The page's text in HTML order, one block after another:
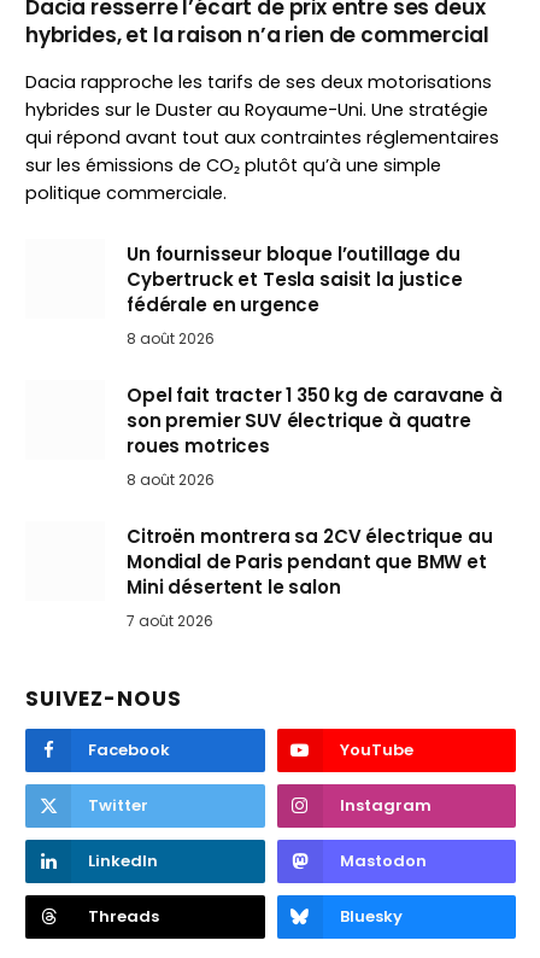
Dacia resserre l’écart de prix entre ses deux
hybrides, et la raison n’a rien de commercial
Dacia rapproche les tarifs de ses deux motorisations
hybrides sur le Duster au Royaume-Uni. Une stratégie
qui répond avant tout aux contraintes réglementaires
sur les émissions de CO₂ plutôt qu’à une simple
politique commerciale.
Un fournisseur bloque l’outillage du
Cybertruck et Tesla saisit la justice
fédérale en urgence
8 août 2026
Opel fait tracter 1 350 kg de caravane à
son premier SUV électrique à quatre
roues motrices
8 août 2026
Citroën montrera sa 2CV électrique au
Mondial de Paris pendant que BMW et
Mini désertent le salon
7 août 2026
SUIVEZ-NOUS
Facebook YouTube
Twitter Instagram
LinkedIn Mastodon
Threads Bluesky